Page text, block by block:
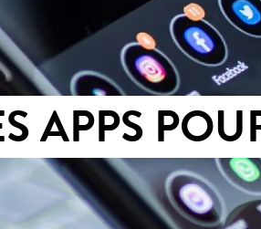
APPS